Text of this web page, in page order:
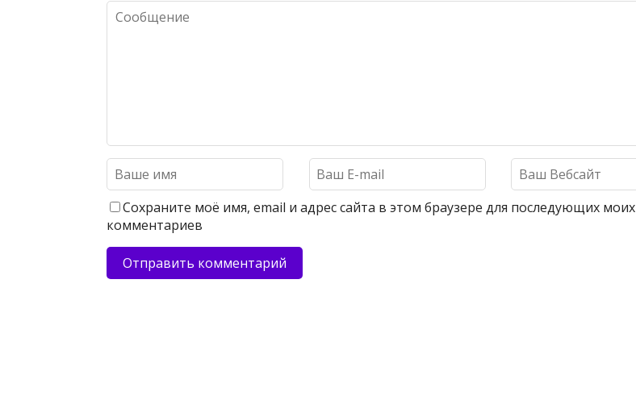
Сохраните моё имя, email и адрес сайта в этом браузере для последующих моих
комментариев